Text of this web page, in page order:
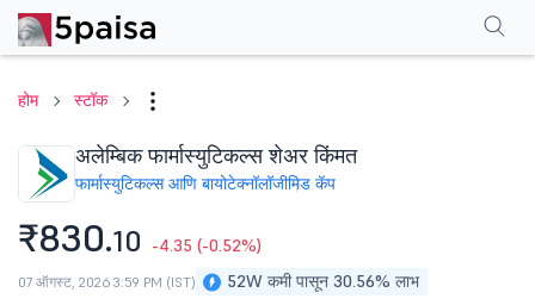
होम स्टॉक
अलेम्बिक फार्मास्युटिकल्स शेअर किंमत
फार्मास्युटिकल्स आणि बायोटेक्नॉलॉजीमिड कॅप
₹830.10 -4.35 (-0.52%)
52W कमी पासून 30.56% लाभ
07 ऑगस्ट, 2026 3:59 PM (IST)
परफॉर्मन्सफायनान्शियल्स एफएक्यू